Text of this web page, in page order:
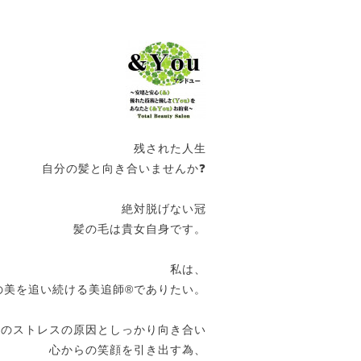
残された人生
自分の髪と向き合いませんか❓
絶対脱げない冠
髪の毛は貴女自身です。
私は、
美を追い続ける美追師®️でありたい。
ストレスの原因としっかり向き合い
心からの笑顔を引き出す為、